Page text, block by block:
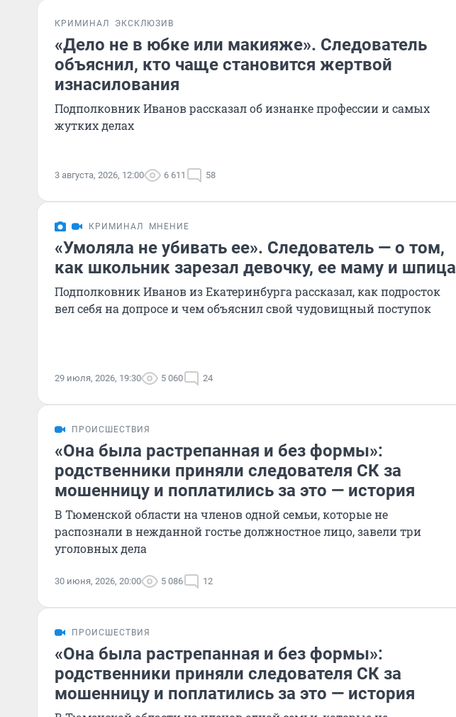
КРИМИНАЛ ЭКСКЛЮЗИВ
«Дело не в юбке или макияже». Следователь
объяснил, кто чаще становится жертвой
изнасилования
Подполковник Иванов рассказал об изнанке профессии и самых
жутких делах
3 августа, 2026, 12:00 6 611 58
КРИМИНАЛ МНЕНИЕ
«Умоляла не убивать ее». Следователь — о том,
как школьник зарезал девочку, ее маму и шпица
Подполковник Иванов из Екатеринбурга рассказал, как подросток
вел себя на допросе и чем объяснил свой чудовищный поступок
29 июля, 2026, 19:30 5 060 24
ПРОИСШЕСТВИЯ
«Она была растрепанная и без формы»:
родственники приняли следователя СК за
мошенницу и поплатились за это — история
В Тюменской области на членов одной семьи, которые не
распознали в нежданной гостье должностное лицо, завели три
уголовных дела
30 июня, 2026, 20:00 5 086 12
ПРОИСШЕСТВИЯ
«Она была растрепанная и без формы»:
родственники приняли следователя СК за
мошенницу и поплатились за это — история